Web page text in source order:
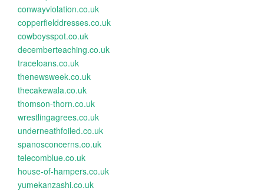
conwayviolation.co.uk
copperfielddresses.co.uk
cowboysspot.co.uk
decemberteaching.co.uk
traceloans.co.uk
thenewsweek.co.uk
thecakewala.co.uk
thomson-thorn.co.uk
wrestlingagrees.co.uk
underneathfoiled.co.uk
spanosconcerns.co.uk
telecomblue.co.uk
house-of-hampers.co.uk
yumekanzashi.co.uk